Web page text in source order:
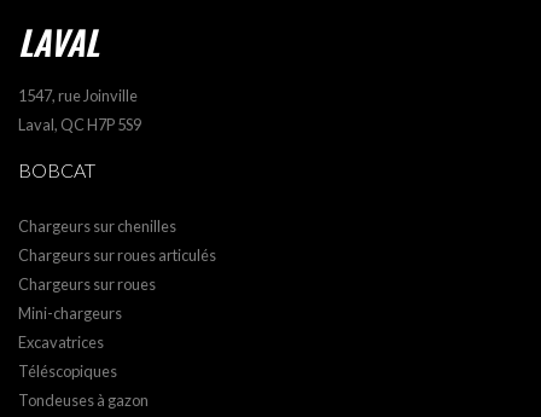
LAVAL
1547, rue Joinville
Laval, QC H7P 5S9
BOBCAT
Chargeurs sur chenilles
Chargeurs sur roues articulés
Chargeurs sur roues
Mini-chargeurs
Excavatrices
Téléscopiques
Tondeuses à gazon